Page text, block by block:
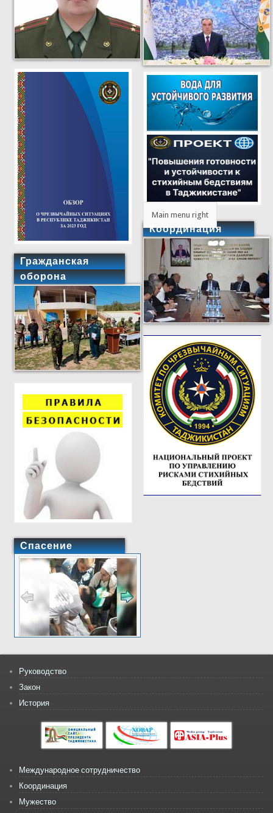
Гражданская
оборона
Спасение
Main menu right
Координация
Руководство
Закон
История
Международное сотрудничество
Координация
Мужество